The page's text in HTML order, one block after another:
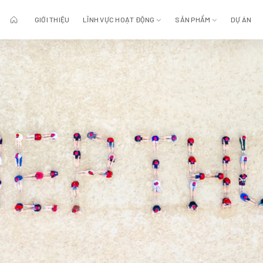
GIỚI THIỆU LĨNH VỰC HOẠT ĐỘNG SẢN PHẨM DỰ ÁN